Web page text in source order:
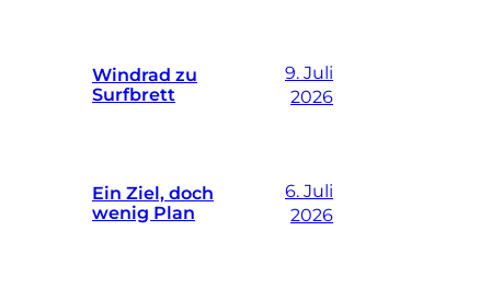
Windrad zu
Surfbrett
9. Juli
2026
Ein Ziel, doch
wenig Plan
6. Juli
2026